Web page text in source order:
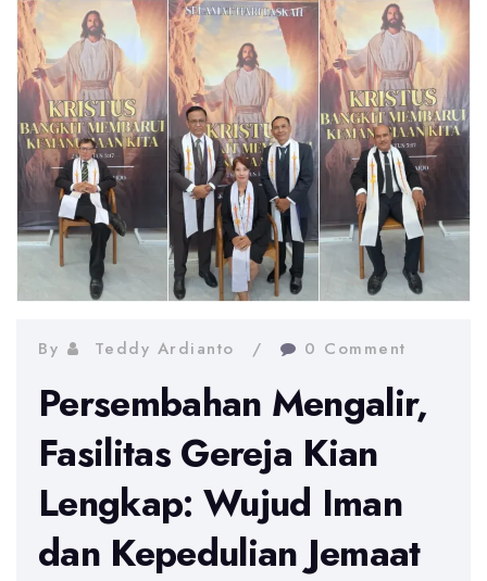
By Teddy Ardianto 0 Comment
Persembahan Mengalir,
Fasilitas Gereja Kian
Lengkap: Wujud Iman
dan Kepedulian Jemaat